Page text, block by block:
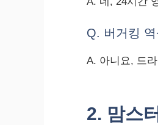
Q. 버거킹
A. 아니요, 드
2. 맘스